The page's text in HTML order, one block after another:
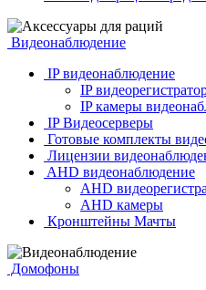
Видеонаблюдение
IP видеонаблюдение
IP
IP камеры
IP Видеосерверы
Готовые комплекты
Лицензии
AHD видеонаблюдение
AHD
AHD камеры
Кронштейны Мачты
Домофоны